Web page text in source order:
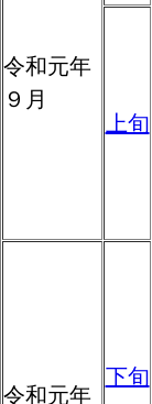
令和元年
９月
上旬
令和元年
下旬